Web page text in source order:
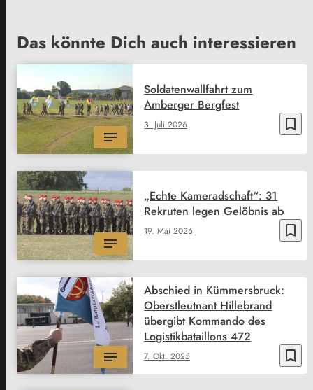
Das könnte Dich auch interessieren
bookmark_border
3. Juli 2026
Soldatenwallfahrt zum
Amberger Bergfest
bookmark_border
19. Mai 2026
„Echte Kameradschaft“: 31
Rekruten legen Gelöbnis ab
bookmark_border
7. Okt. 2025
Abschied in Kümmersbruck:
Oberstleutnant Hillebrand
übergibt Kommando des
Logistikbataillons 472